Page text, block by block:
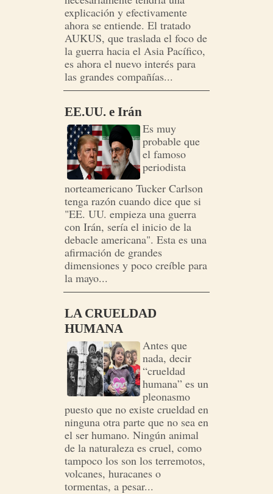
explicación y efectivamente
ahora se entiende. El tratado
AUKUS, que traslada el foco de
la guerra hacia el Asia Pacífico,
es ahora el nuevo interés para
las grandes compañías...
EE.UU. e Irán
Es muy
probable que
el famoso
periodista
norteamericano Tucker Carlson
tenga razón cuando dice que si
"EE. UU. empieza una guerra
con Irán, sería el inicio de la
debacle americana". Esta es una
afirmación de grandes
dimensiones y poco creíble para
la mayo...
LA CRUELDAD
HUMANA
Antes que
nada, decir
“crueldad
humana” es un
pleonasmo
puesto que no existe crueldad en
ninguna otra parte que no sea en
el ser humano. Ningún animal
de la naturaleza es cruel, como
tampoco los son los terremotos,
volcanes, huracanes o
tormentas, a pesar...